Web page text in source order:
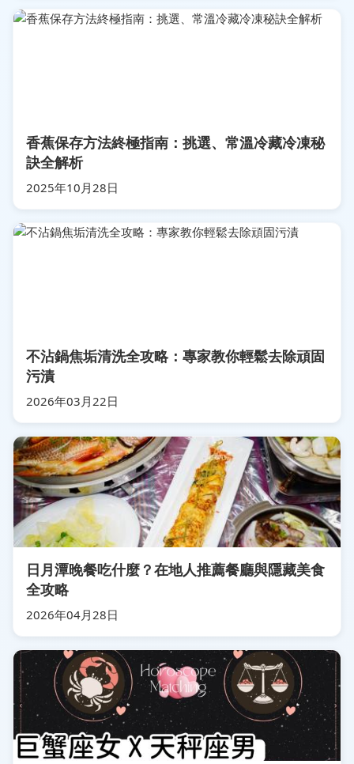
香蕉保存方法終極指南：挑選、常溫冷藏冷凍秘
訣全解析
2025年10月28日
不沾鍋焦垢清洗全攻略：專家教你輕鬆去除頑固
污漬
2026年03月22日
日月潭晚餐吃什麼？在地人推薦餐廳與隱藏美食
全攻略
2026年04月28日